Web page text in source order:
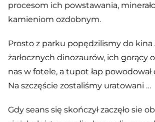
procesom ich powstawania,
kamieniom ozdobnym.
Prosto z parku popędzilismy do kina
żarłocznych dinozaurów, ich gorący
nas w fotele, a tupot łap
Na szczęście zostaliśmy uratowani …
Gdy seans się skończył zaczęło sie